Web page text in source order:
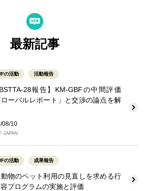
最新記事
の活動 活動報告
28報告】KM-GBFの中間評価
ローバルレポート」と交渉の論点を解
08/10
JAPAN
の活動 成果報告
物のペット利用の見直しを求める行
プログラムの実施と評価